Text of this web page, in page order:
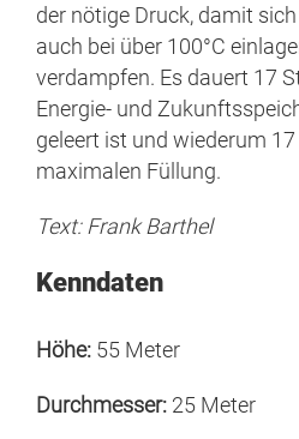
der nötige Druck, damit
auch bei über 100°C
verdampfen. Es dauert 17
Energie- und
geleert ist und wiederum
maximalen Füllung.
Text: Frank Barthel
Kenndaten
Höhe: 55 Meter
Durchmesser: 25 Meter